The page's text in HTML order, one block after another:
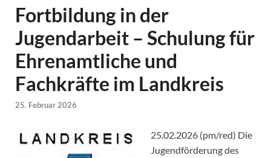
Fortbildung in der
Jugendarbeit – Schulung für
Ehrenamtliche und
Fachkräfte im Landkreis
25. Februar 2026
25.02.2026 (pm/red) Die
Jugendförderung des